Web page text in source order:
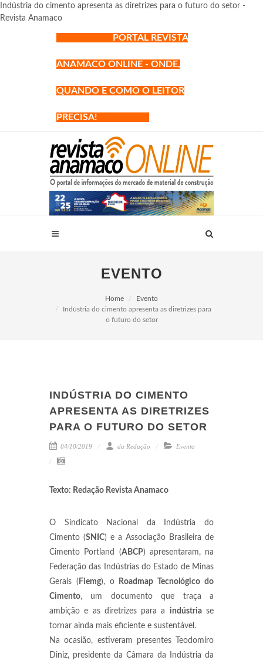
Indústria do cimento apresenta as diretrizes para o futuro do setor -
Revista Anamaco
PORTAL REVISTA
ANAMACO ONLINE - ONDE,
QUANDO E COMO O LEITOR
PRECISA!
EVENTO
Home
Evento
Indústria do cimento apresenta as diretrizes para
o futuro do setor
INDÚSTRIA DO CIMENTO
APRESENTA AS DIRETRIZES
PARA O FUTURO DO SETOR
04/10/2019 da Redação Evento
Texto: Redação Revista Anamaco
O Sindicato Nacional da Indústria do
Cimento (SNIC) e a Associação Brasileira de
Cimento Portland (ABCP) apresentaram, na
Federação das Indústrias do Estado de Minas
Gerais ( Fiemg), o
Roadmap Tecnológico do
Cimento, um documento que traça a
ambição e as diretrizes para a indústriase
tornar ainda mais eficiente e sustentável.
Na ocasião, estiveram presentes Teodomiro
Diniz, presidente da Câmara da Indústria da